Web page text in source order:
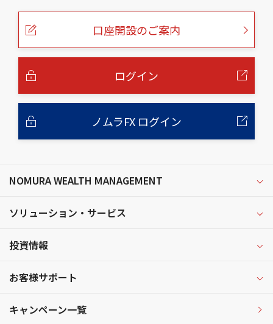
口座開設のご案内
ログイン
ノムラFX ログイン
NOMURA WEALTH MANAGEMENT
ソリューション・サービス
投資情報
お客様サポート
キャンペーン一覧